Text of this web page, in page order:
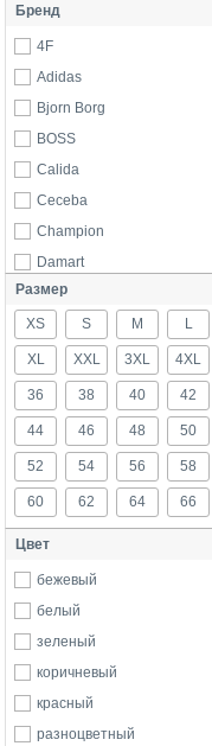
Бренд
4F
Adidas
Bjorn Borg
BOSS
Calida
Ceceba
Champion
Damart
DANISH ENDURANCE
Fruit Of The Loom
Götzburg
H.I.S
Henderson
Jordan
Karl Lagerfeld
Marks & Spencer
MEY
Next
Nike
NOMAD
Размер
XS S M L
XL XXL 3XL 4XL
36 38 40 42
44 46 48 50
52 54 56 58
60 62 64 66
Цвет
бежевый
белый
зеленый
коричневый
красный
разноцветный